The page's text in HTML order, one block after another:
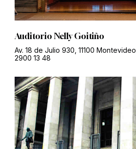
Auditorio Nelly Goitiño
Av. 18 de Julio 930, 11100 Montevideo
2900 13 48